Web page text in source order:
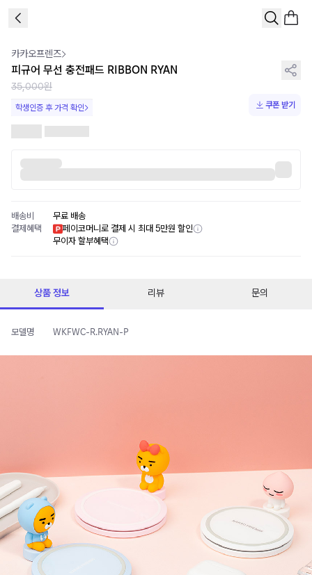
카카오프렌즈
피규어 무선 충전패드 RIBBON RYAN
35,000원
학생인증 후 가격 확인 쿠폰 받기
배송비
무료 배송
결제혜택
페이코머니로 결제 시 최대 5만원 할인
무이자 할부혜택
상품 정보 리뷰 문의
모델명 WKFWC-R.RYAN-P